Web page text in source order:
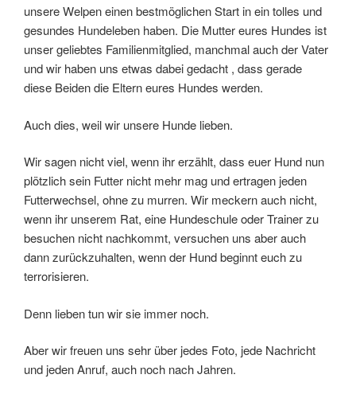
unsere Welpen einen bestmöglichen Start in ein tolles und
gesundes Hundeleben haben. Die Mutter eures Hundes ist
unser geliebtes Familienmitglied, manchmal auch der Vater
und wir haben uns etwas dabei gedacht , dass gerade
diese Beiden die Eltern eures Hundes werden.
Auch dies, weil wir unsere Hunde lieben.
Wir sagen nicht viel, wenn ihr erzählt, dass euer Hund nun
plötzlich sein Futter nicht mehr mag und ertragen jeden
Futterwechsel, ohne zu murren. Wir meckern auch nicht,
wenn ihr unserem Rat, eine Hundeschule oder Trainer zu
besuchen nicht nachkommt, versuchen uns aber auch
dann zurückzuhalten, wenn der Hund beginnt euch zu
terrorisieren.
Denn lieben tun wir sie immer noch.
Aber wir freuen uns sehr über jedes Foto, jede Nachricht
und jeden Anruf, auch noch nach Jahren.